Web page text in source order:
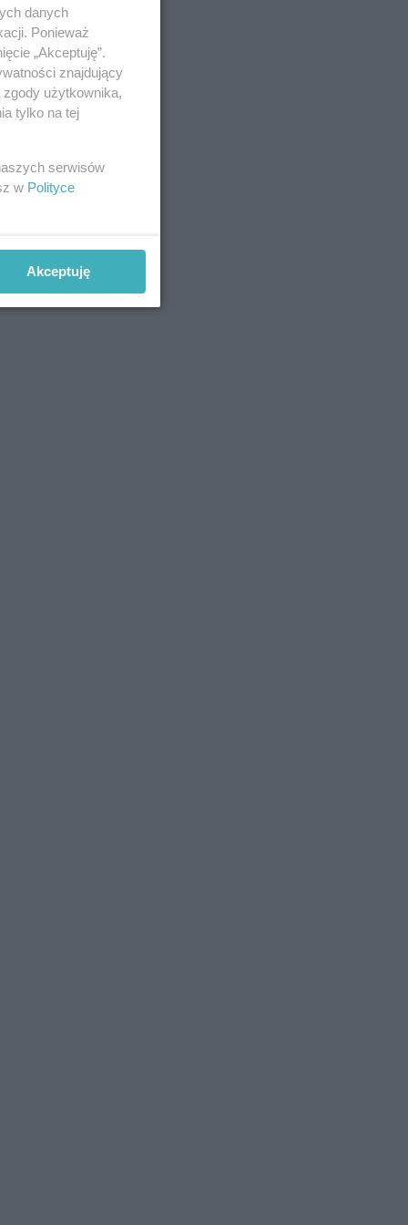
danych
Ponieważ
„Akceptuję”.
znajdujący
użytkownika,
tylko na tej
serwisów
w Polityce
Akceptuję